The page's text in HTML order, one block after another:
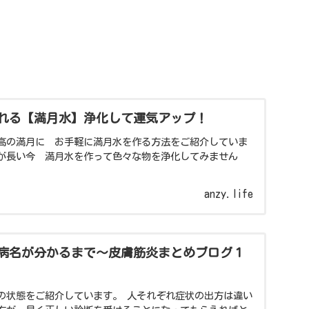
る【満月水】浄化して運気アップ！
の満月に お手軽に満月水を作る方法をご紹介していま
長い今 満月水を作って色々な物を浄化してみません
anzy.life
名が分かるまで～皮膚筋炎まとめブログ１
状態をご紹介しています。 人それぞれ症状の出方は違い